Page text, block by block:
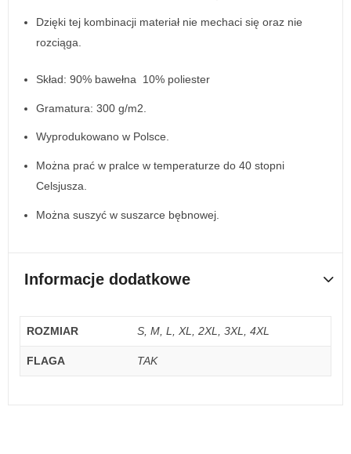
Dzięki tej kombinacji materiał nie mechaci się oraz nie
rozciąga.
Skład: 90% bawełna 10% poliester
Gramatura: 300 g/m2.
Wyprodukowano w Polsce.
Można prać w pralce w temperaturze do 40 stopni
Celsjusza.
Można suszyć w suszarce bębnowej.
Informacje dodatkowe
ROZMIAR S, M, L, XL, 2XL, 3XL, 4XL
FLAGA TAK